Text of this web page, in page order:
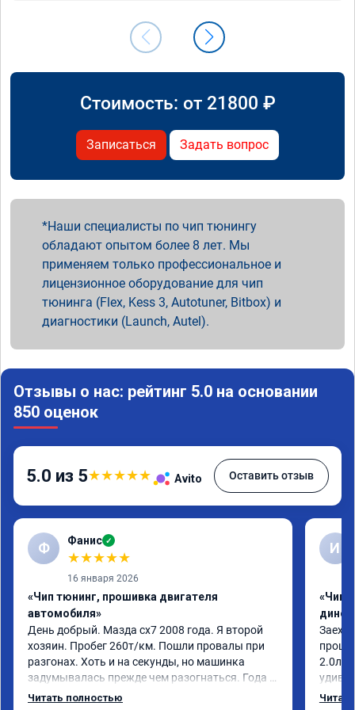
Стоимость: от 21800 ₽
Записаться Задать вопрос
Наши специалисты по чип тюнингу
обладают опытом более 8 лет. Мы
применяем только профессиональное и
лицензионное оборудование для чип
тюнинга (Flex, Kess 3, Autotuner, Bitbox) и
диагностики (Launch, Autel).
Отзывы о нас: рейтинг 5.0 на основании
850 оценок
5.0 из 5★★★★★ Avito Оставить отзыв
Ф Фанис ✓
★★★★★
16 января 2026
«Чип тюнинг, прошивка двигателя
автомобиля»
День добрый. Мазда сх7 2008 года. Я второй
хозяин. Пробег 260т/км. Пошли провалы при
разгонах. Хоть и на секунды, но машинка
задумывалась прежде чем разогнаться. Года 4
назад удалял катализаторы без
Читать полностью
И
«Чип
2.0л.
стала